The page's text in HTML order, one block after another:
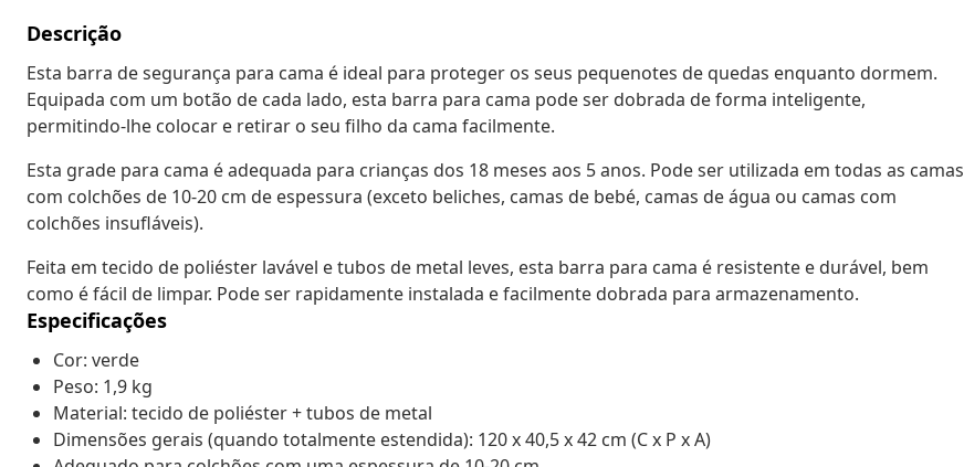
Descrição
Esta barra de segurança para cama é ideal para proteger os seus pequenotes de quedas enquanto dormem.
Equipada com um botão de cada lado, esta barra para cama pode ser dobrada de forma inteligente,
permitindo-lhe colocar e retirar o seu filho da cama facilmente.
Esta grade para cama é adequada para crianças dos 18 meses aos 5 anos. Pode ser utilizada em todas as camas
com colchões de 10-20 cm de espessura (exceto beliches, camas de bebé, camas de água ou camas com
colchões insufláveis).
Feita em tecido de poliéster lavável e tubos de metal leves, esta barra para cama é resistente e durável, bem
como é fácil de limpar. Pode ser rapidamente instalada e facilmente dobrada para armazenamento.
Especificações
Cor: verde
Peso: 1,9 kg
Material: tecido de poliéster + tubos de metal
Dimensões gerais (quando totalmente estendida): 120 x 40,5 x 42 cm (C x P x A)